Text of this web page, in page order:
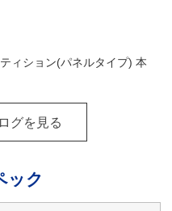
ィション(パネルタイプ) 本
グを見る
ック